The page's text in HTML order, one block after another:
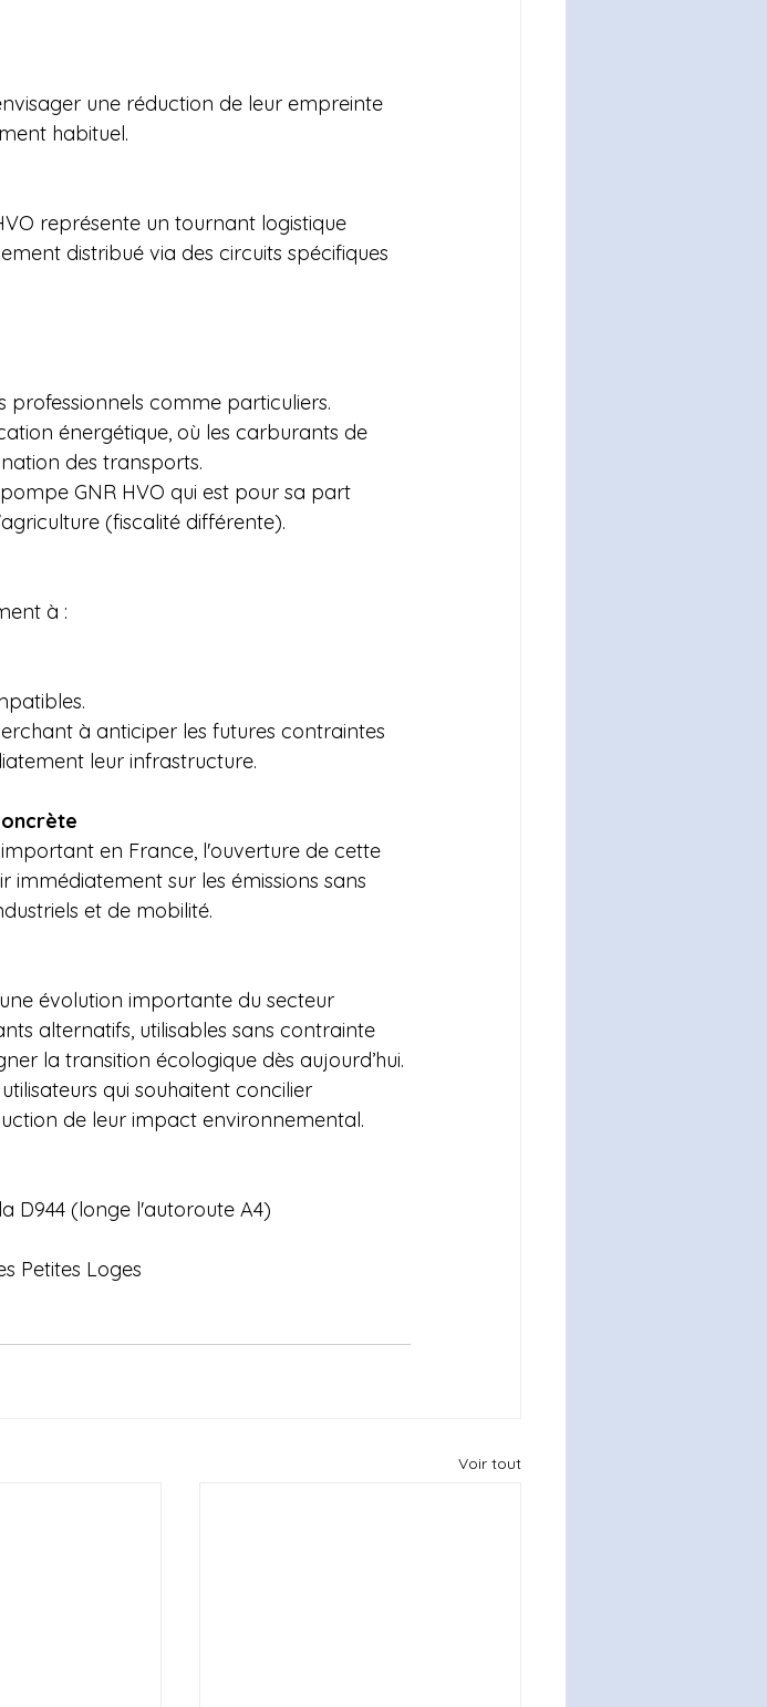
une réduction de leur empreinte
habituel.
représente un tournant logistique
distribué via des circuits spécifiques
comme particuliers.
énergétique, où les carburants de
des transports.
GNR HVO qui est pour sa part
(fiscalité différente).
à :
à anticiper les futures contraintes
leur infrastructure.
en France, l'ouverture de cette
sur les émissions sans
et de mobilité.
évolution importante du secteur
alternatifs, utilisables sans contrainte
la transition écologique dès aujourd’hui.
qui souhaitent concilier
de leur impact environnemental.
D944 (longe l'autoroute A4)
Petites Loges
Voir tout